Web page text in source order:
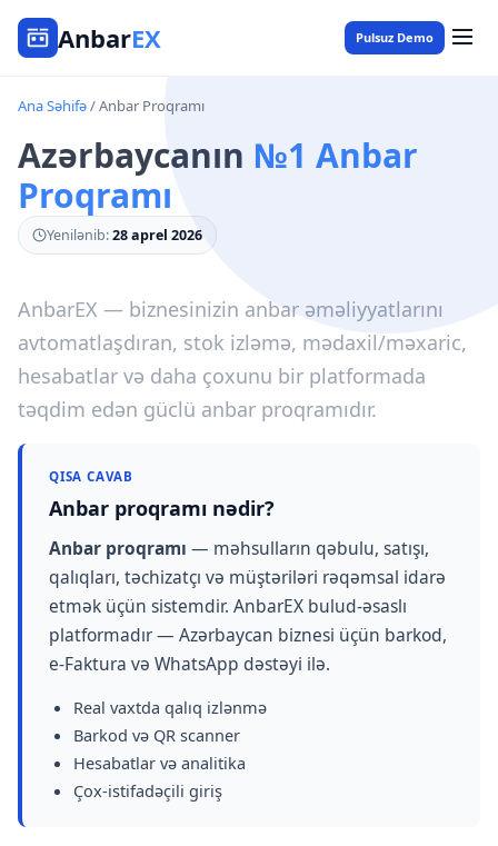
AnbarEX Pulsuz Demo
Ana Səhifə/ Anbar Proqramı
Azərbaycanın №1 Anbar
Proqramı
Yenilənib:28 aprel 2026
AnbarEX — biznesinizin anbar əməliyyatlarını
avtomatlaşdıran, stok izləmə, mədaxil/məxaric,
hesabatlar və daha çoxunu bir platformada
təqdim edən güclü anbar proqramıdır.
QISA CAVAB
Anbar proqramı nədir?
Anbar proqramı — məhsulların qəbulu, satışı,
qalıqları, təchizatçı və müştəriləri rəqəmsal idarə
etmək üçün sistemdir. AnbarEX bulud-əsaslı
platformadır — Azərbaycan biznesi üçün barkod,
e-Faktura və WhatsApp dəstəyi ilə.
Real vaxtda qalıq izlənmə
Barkod və QR scanner
Hesabatlar və analitika
Çox-istifadəçili giriş